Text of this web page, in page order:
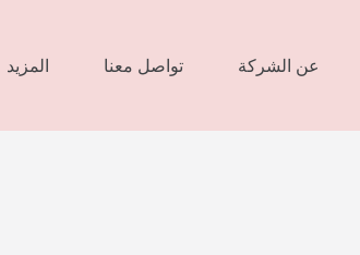
عن الشركة تواصل معنا المزيد